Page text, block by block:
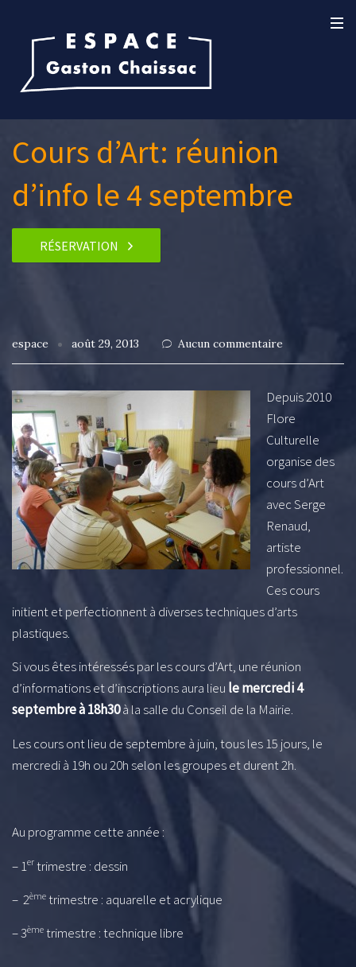
Cours d’Art: réunion
d’info le 4 septembre
RÉSERVATION
espace août 29, 2013 Aucun commentaire
Depuis 2010
Flore
Culturelle
organise des
cours d’Art
avec Serge
Renaud,
artiste
professionnel.
Ces cours
initient et perfectionnent à diverses techniques d’arts
plastiques.
Si vous êtes intéressés par les cours d’Art, une réunion
d’informations et d’inscriptions aura lieu le mercredi 4
septembre à 18h30à la salle du Conseil de la Mairie.
Les cours ont lieu de septembre à juin, tous les 15 jours, le
mercredi à 19h ou 20h selon les groupes et durent 2h.
Au programme cette année :
– 1ertrimestre : dessin
– 2èmetrimestre : aquarelle et acrylique
– 3èmetrimestre : technique libre